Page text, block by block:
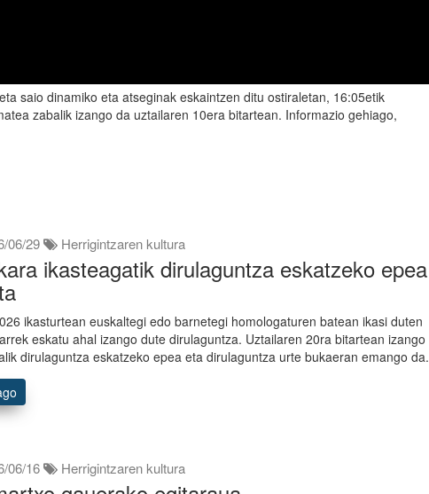
saio dinamiko eta atseginak eskaintzen ditu ostiraletan, 16:05etik
zabalik izango da uztailaren 10era bitartean. Informazio gehiago,
06/29 Herrigintzaren kultura
ikasteagatik dirulaguntza eskatzeko epea
ikasturtean euskaltegi edo barnetegi homologaturen batean ikasi duten
eskatu ahal izango dute dirulaguntza. Uztailaren 20ra bitartean izango
dirulaguntza eskatzeko epea eta dirulaguntza urte bukaeran emango da.
06/16 Herrigintzaren kultura